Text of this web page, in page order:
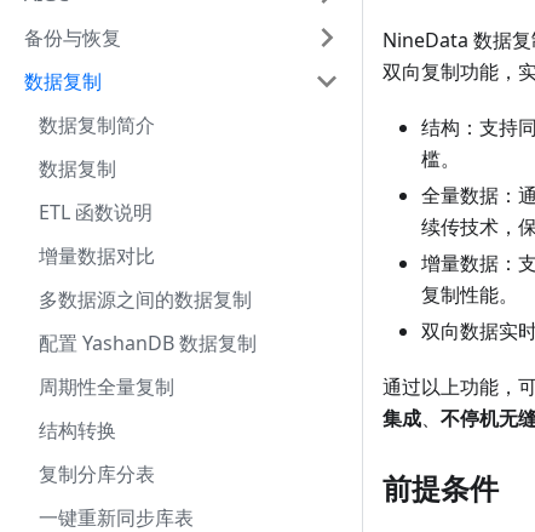
备份与恢复
数据复制
数据复制简介
数据复制
ETL 函数说明
增量数据对比
多数据源之间的数据复制
配置 YashanDB 数据复制
周期性全量复制
结构转换
复制分库分表
一键重新同步库表
NineData 数据
双向复制功能，
结构：支持
槛。
全量数据：
续传技术，
增量数据：
复制性能。
双向数据实
通过以上功能，
集成、 不停机无
前提条件